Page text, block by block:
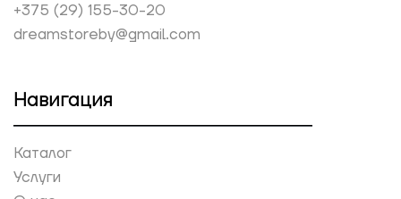
+375 (29) 155-30-20
dreamstoreby@gmail.com
Навигация
Каталог
Услуги